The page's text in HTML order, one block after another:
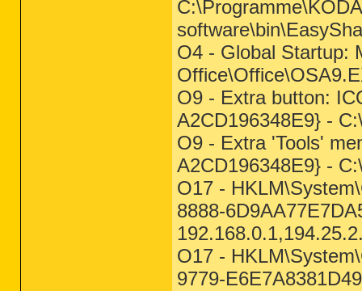
O4 - Global Startup:
O9 - Extra button:
A2CD196348E9} -
O9 - Extra 'Tools'
A2CD196348E9} -
O17 -
8888-
O17 -
9779-